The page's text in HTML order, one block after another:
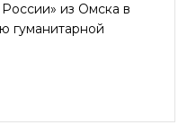
из Омска в
гуманитарной